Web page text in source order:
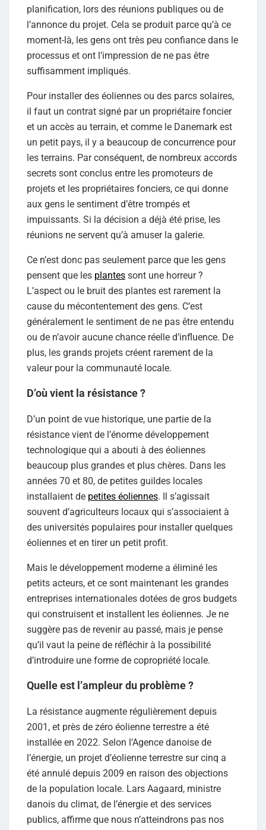
planification, lors des réunions publiques ou de
l’annonce du projet. Cela se produit parce qu’à ce
moment-là, les gens ont très peu confiance dans le
processus et ont l’impression de ne pas être
suffisamment impliqués.
Pour installer des éoliennes ou des parcs solaires,
il faut un contrat signé par un propriétaire foncier
et un accès au terrain, et comme le Danemark est
un petit pays, il y a beaucoup de concurrence pour
les terrains. Par conséquent, de nombreux accords
secrets sont conclus entre les promoteurs de
projets et les propriétaires fonciers, ce qui donne
aux gens le sentiment d’être trompés et
impuissants. Si la décision a déjà été prise, les
réunions ne servent qu’à amuser la galerie.
Ce n’est donc pas seulement parce que les gens
pensent que les plantes sont une horreur ?
L’aspect ou le bruit des plantes est rarement la
cause du mécontentement des gens. C’est
généralement le sentiment de ne pas être entendu
ou de n’avoir aucune chance réelle d’influence. De
plus, les grands projets créent rarement de la
valeur pour la communauté locale.
D’où vient la résistance ?
D’un point de vue historique, une partie de la
résistance vient de l’énorme développement
technologique qui a abouti à des éoliennes
beaucoup plus grandes et plus chères. Dans les
années 70 et 80, de petites guildes locales
installaient de petites éoliennes. Il s’agissait
souvent d’agriculteurs locaux qui s’associaient à
des universités populaires pour installer quelques
éoliennes et en tirer un petit profit.
Mais le développement moderne a éliminé les
petits acteurs, et ce sont maintenant les grandes
entreprises internationales dotées de gros budgets
qui construisent et installent les éoliennes. Je ne
suggère pas de revenir au passé, mais je pense
qu’il vaut la peine de réfléchir à la possibilité
d’introduire une forme de copropriété locale.
Quelle est l’ampleur du problème ?
La résistance augmente régulièrement depuis
2001, et près de zéro éolienne terrestre a été
installée en 2022. Selon l’Agence danoise de
l’énergie, un projet d’éolienne terrestre sur cinq a
été annulé depuis 2009 en raison des objections
de la population locale. Lars Aagaard, ministre
danois du climat, de l’énergie et des services
publics, affirme que nous n’atteindrons pas nos